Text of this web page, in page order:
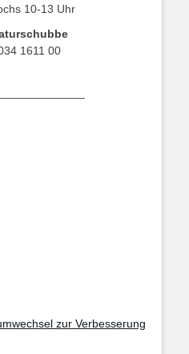
10-13 Uhr
1611 00
zur Verbesserung